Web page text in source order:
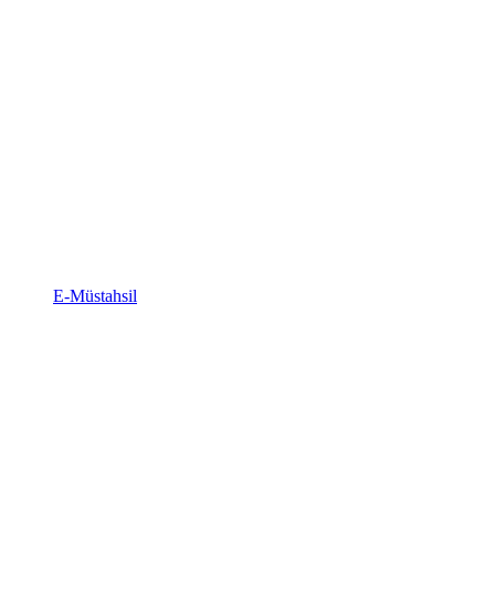
E-Müstahsil